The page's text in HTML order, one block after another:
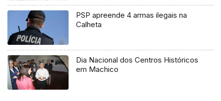
PSP apreende 4 armas ilegais na
Calheta
Dia Nacional dos Centros Históricos
em Machico